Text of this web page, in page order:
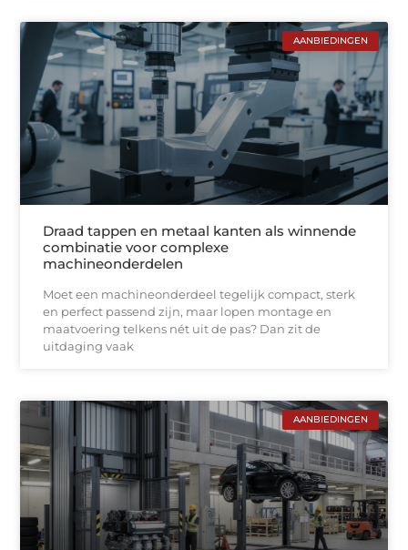
AANBIEDINGEN
Draad tappen en metaal kanten als winnende
combinatie voor complexe
machineonderdelen
Moet een machineonderdeel tegelijk compact, sterk
en perfect passend zijn, maar lopen montage en
maatvoering telkens nét uit de pas? Dan zit de
uitdaging vaak
AANBIEDINGEN